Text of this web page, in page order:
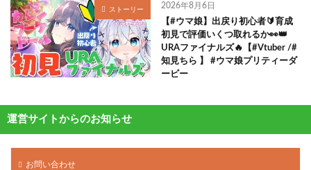
ストーリー 2026年8月6日
【#ウマ娘】出戻り初心者🔰育成
初見で評価いくつ取れるか👀👑
URAファイナルズ🔥【#Vtuber /#
知見ちら 】 #ウマ娘プリティーダ
ービー
運営サイトからのお知らせ
お問い合わせ